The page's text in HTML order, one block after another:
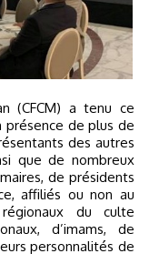
présence de plus de
des autres
que de nombreux
de présidents
affiliés ou non au
du culte
d’imams, de
personnalités de